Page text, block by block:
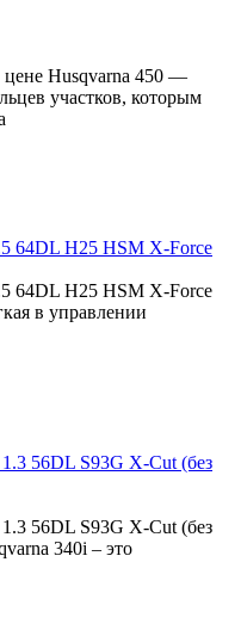
цене Husqvarna 450 —
участков, которым
64DL H25 HSM X-Force
64DL H25 HSM X-Force
в управлении
56DL S93G X-Cut (без
56DL S93G X-Cut (без
340i – это